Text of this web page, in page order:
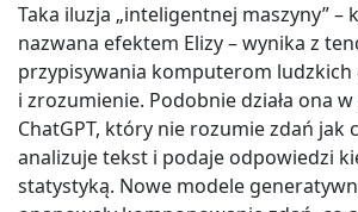
Taka iluzja „inteligentnej maszyny” –
nazwana efektem Elizy – wynika z
przypisywania komputerom ludzkich
i zrozumienie. Podobnie działa ona
ChatGPT, który nie rozumie zdań jak
analizuje tekst i podaje odpowiedzi
statystyką. Nowe modele